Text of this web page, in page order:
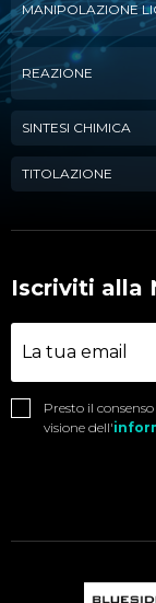
MANIPOLAZIONE
REAZIONE
SINTESI CHIMICA
TITOLAZIONE
Iscriviti alla
Presto il
visione dell'